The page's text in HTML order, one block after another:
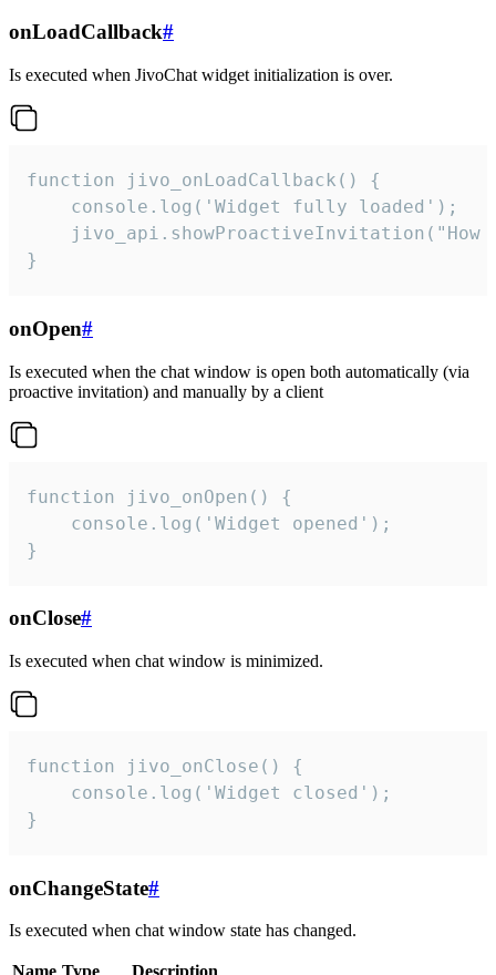
onLoadCallback#
Is executed when JivoChat widget initialization is over.
function jivo_onLoadCallback() {
    console.log('Widget fully loaded');
jivo_api.showProactiveInvitation("How
}
onOpen#
Is executed when the chat window is open both automatically (via
proactive invitation) and manually by a client
function jivo_onOpen() {
    console.log('Widget opened');
}
onClose#
Is executed when chat window is minimized.
function jivo_onClose() {
    console.log('Widget closed');
}
onChangeState#
Is executed when chat window state has changed.